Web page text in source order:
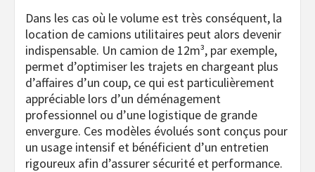
Dans les cas où le volume est très conséquent, la
location de camions utilitaires peut alors devenir
indispensable. Un camion de 12m³, par exemple,
permet d’optimiser les trajets en chargeant plus
d’affaires d’un coup, ce qui est particulièrement
appréciable lors d’un déménagement
professionnel ou d’une logistique de grande
envergure. Ces modèles évolués sont conçus pour
un usage intensif et bénéficient d’un entretien
rigoureux afin d’assurer sécurité et performance.